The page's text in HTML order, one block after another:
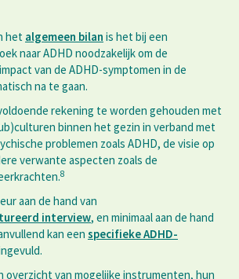
het algemeen bilan is het bij een
naar ADHD noodzakelijk om de
van de ADHD-symptomen in de
na te gaan.
rekening te worden gehouden met
binnen het gezin in verband met
problemen zoals ADHD, de visie op
verwante aspecten zoals de
8
aan de hand van
interview, en minimaal aan de hand
kan een specifieke ADHD-
overzicht van mogelijke instrumenten, hun